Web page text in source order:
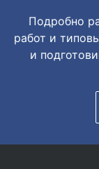
Подробно
работ и
и